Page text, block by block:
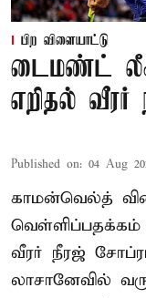
பிற விளையாட்டு
டைமண்ட்
எறிதல் வீரர்
Published on: 04 Aug
காமன்வெல்த்
வெள்ளிப்பதக்கம்
வீரர் நீரஜ்
லாசானேவில்